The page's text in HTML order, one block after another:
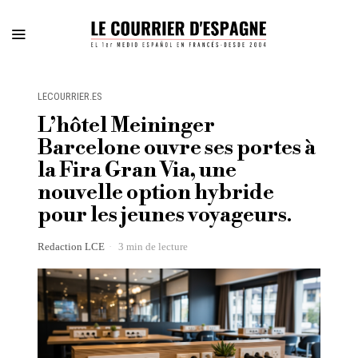
LECOURRIER.ES
L’hôtel Meininger
Barcelone ouvre ses portes à
la Fira Gran Via, une
nouvelle option hybride
pour les jeunes voyageurs.
Redaction LCE 3 min de lecture